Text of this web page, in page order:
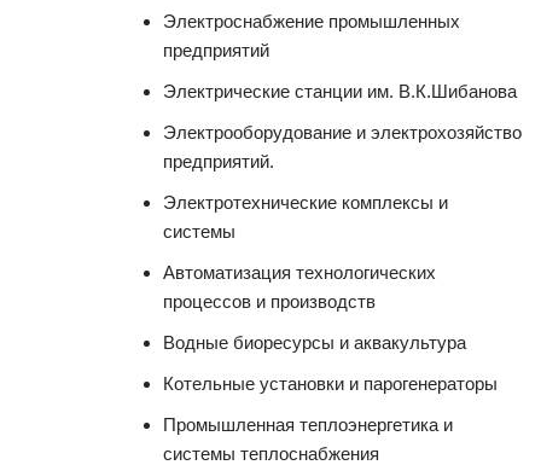
Электроснабжение промышленных
предприятий
Электрические станции им. В.К.Шибанова
Электрооборудование и электрохозяйство
предприятий.
Электротехнические комплексы и
системы
Автоматизация технологических
процессов и производств
Водные биоресурсы и аквакультура
Котельные установки и парогенераторы
Промышленная теплоэнергетика и
системы теплоснабжения